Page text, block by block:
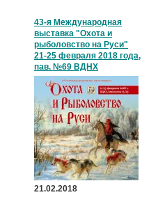
43-я Международная
выставка "Охота и
рыболовство на Руси"
21-25 февраля 2018 года,
пав. №69 ВДНХ
21.02.2018